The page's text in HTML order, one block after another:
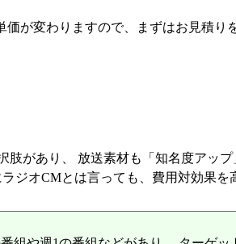
が変わりますので、まずはお見積り
肢があり、 放送素材も「知名度アッ
ジオCMとは言っても、費用対効果を